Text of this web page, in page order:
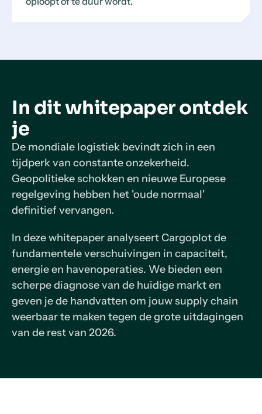
In dit whitepaper ontdek
je
De mondiale logistiek bevindt zich in een
tijdperk van constante onzekerheid.
Geopolitieke schokken en nieuwe Europese
regelgeving hebben het 'oude normaal'
definitief vervangen.
In deze whitepaper analyseert Cargoplot de
fundamentele verschuivingen in capaciteit,
energie en havenoperaties. We bieden een
scherpe diagnose van de huidige markt en
geven je de handvatten om jouw supply chain
weerbaar te maken tegen de grote uitdagingen
van de rest van 2026.